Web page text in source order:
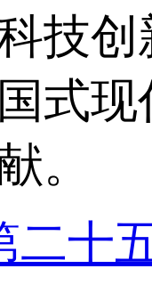
技
式
。
二十